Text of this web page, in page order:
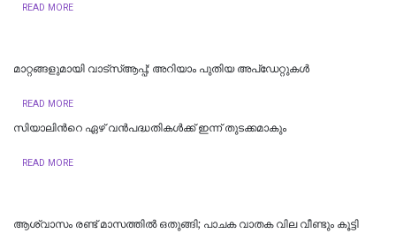
READ MORE
മാറ്റങ്ങളുമായി വാട്സ്ആപ്പ്; അറിയാം പുതിയ അപ്ഡേറ്റുകൾ
READ MORE
സിയാലിന്‍റെ ഏഴ് വൻപദ്ധതികള്‍ക്ക് ഇന്ന് തുടക്കമാകും
READ MORE
ആശ്വാസം രണ്ട് മാസത്തില്‍ ഒതുങ്ങി; പാചക വാതക വില വീണ്ടും കൂട്ടി